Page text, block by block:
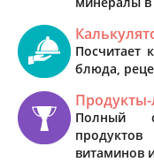
Посчитает
блюда,
Полный
витаминов